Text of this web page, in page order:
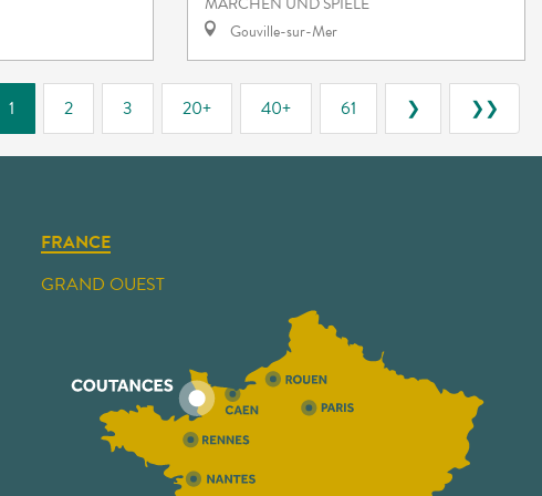
Gouville-sur-Mer
1 2 3 20+ 40+ 61 ❯ ❯❯
FRANCE
GRAND OUEST